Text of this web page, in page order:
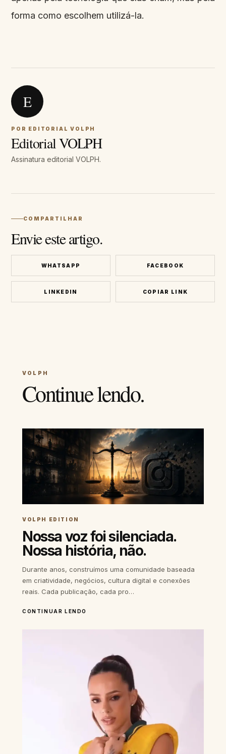
forma como escolhem utilizá-la.
E
POR EDITORIAL VOLPH
Editorial VOLPH
Assinatura editorial VOLPH.
COMPARTILHAR
Envie este artigo.
WHATSAPP FACEBOOK
LINKEDIN COPIAR LINK
VOLPH
Continue lendo.
VOLPH EDITION
Nossa voz foi silenciada.
Nossa história, não.
Durante anos, construímos uma comunidade baseada
em criatividade, negócios, cultura digital e conexões
reais. Cada publicação, cada pro…
CONTINUAR LENDO